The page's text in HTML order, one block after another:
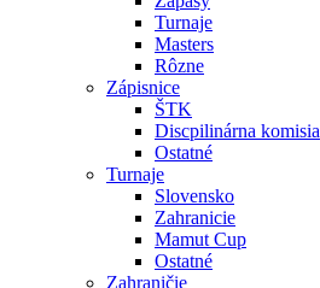
Turnaje
Masters
Rôzne
Zápisnice
ŠTK
Discpilinárna komisia
Ostatné
Turnaje
Slovensko
Zahranicie
Mamut Cup
Ostatné
Zahraničie